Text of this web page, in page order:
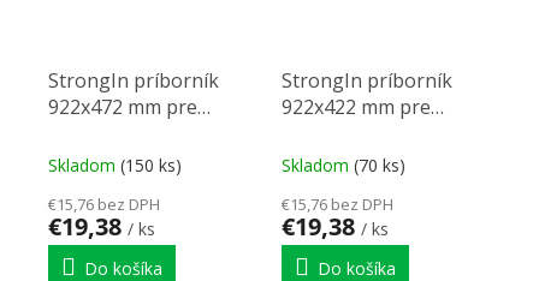
StrongIn príborník
922x472 mm pre
Skladom (150 ks)
€15,76 bez DPH
€19,38 / ks
Do košíka
StrongIn príborník
922x422 mm pre
Skladom (70 ks)
€15,76 bez DPH
€19,38 / ks
Do košíka